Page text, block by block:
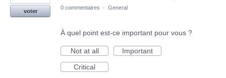
voter
0 commentaires · General
À quel point est-ce important pour vous ?
Not at all
Important
Critical